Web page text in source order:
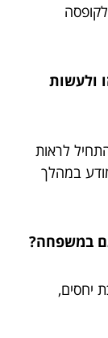
ולעשות
לראות
במהלך
במשפחה?
יחסים,